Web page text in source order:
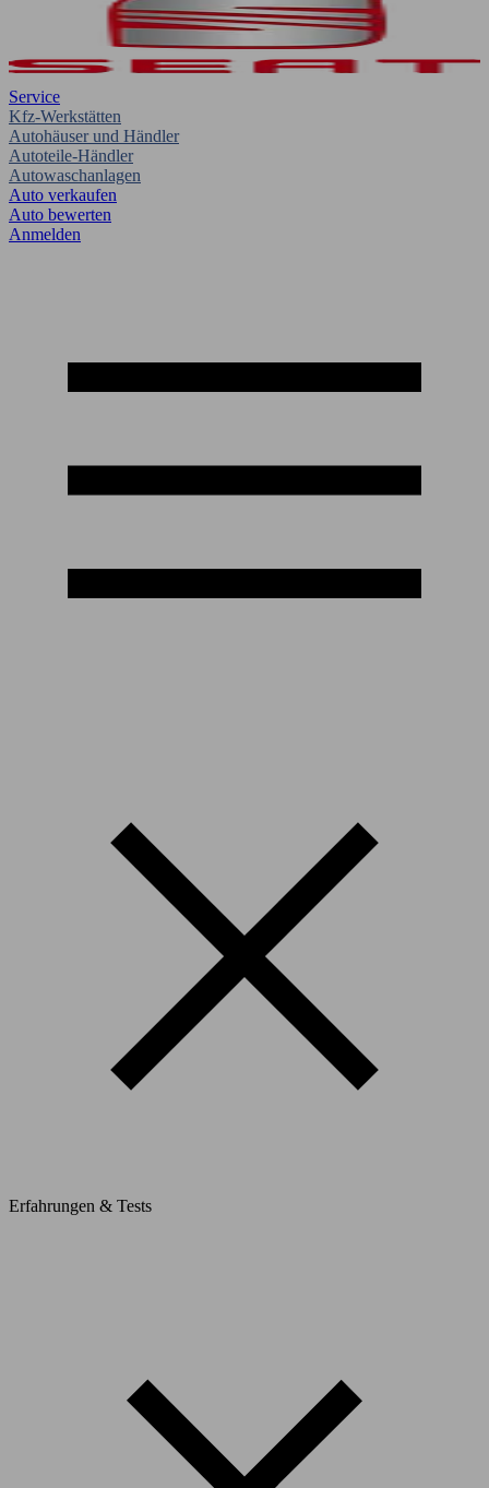
Service
Kfz-Werkstätten
Autohäuser und Händler
Autoteile-Händler
Autowaschanlagen
Auto verkaufen
Auto bewerten
Anmelden
Erfahrungen & Tests